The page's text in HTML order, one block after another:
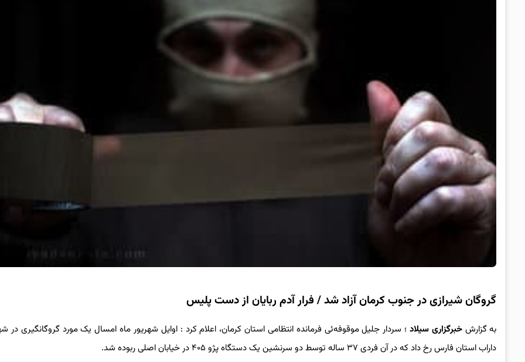
گروگان شیرازی در جنوب کرمان آزاد شد / فرار آدم ربایان از دست پلیس
به گزارشخبرگزاری سیلاد ؛ سردار جلیل موقوفه‌ئی فرمانده انتظامی استان کرمان، اعلام کرد : اوایل شهریور ماه امسال یک مورد گروگانگیری در
داراب استان فارس رخ داد که در آن فردی ۳۷ ساله توسط دو سرنشین یک دستگاه پژو ۴۰۵ در خیابان اصلی ربوده شد.